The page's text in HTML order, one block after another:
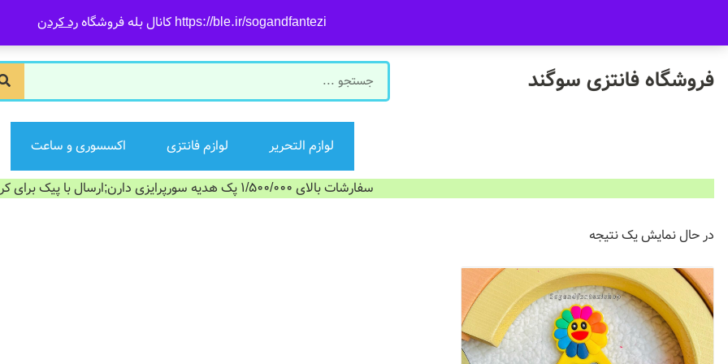
https://ble.ir/sogandfantezi کانال بله فروشگاه رد کردن
فروشگاه فانتزی سوگند
لوازم التحریر لوازم فانتزی اکسسوری و ساعت
سفارشات بالای 1/500/000 پک هدیه سورپرایزی دارن;ارسال با پیک برای کرج
در حال نمایش یک نتیجه